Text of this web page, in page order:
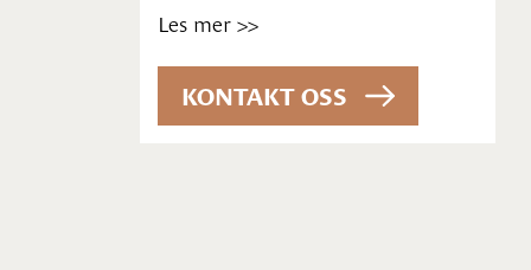
Les mer >>